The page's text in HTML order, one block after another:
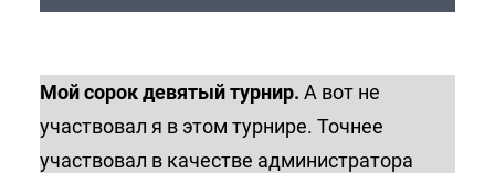
Мой сорок девятый турнир. А вот не
участвовал я в этом турнире. Точнее
участвовал в качестве администратора